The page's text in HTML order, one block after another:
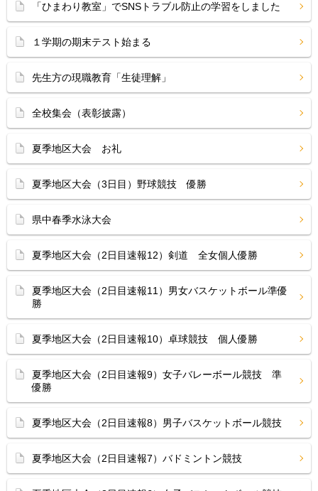
「ひまわり教室」でSNSトラブル防止の学習をしました
１学期の期末テスト始まる
先生方の現職教育「生徒理解」
全校集会（表彰披露）
夏季地区大会 お礼
夏季地区大会（3日目）野球競技 優勝
県中春季水泳大会
夏季地区大会（2日目速報12）剣道 全女個人優勝
夏季地区大会（2日目速報11）男女バスケットボール準優
勝
夏季地区大会（2日目速報10）卓球競技 個人優勝
夏季地区大会（2日目速報9）女子バレーボール競技 準
優勝
夏季地区大会（2日目速報8）男子バスケットボール競技
夏季地区大会（2日目速報7）バドミントン競技